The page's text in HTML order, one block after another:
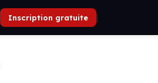
Inscription gratuite |